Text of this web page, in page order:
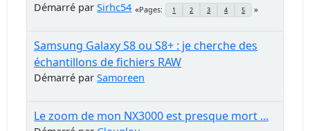
Démarré parSirhc54 Pages 1 2 3 4 5
Samsung Galaxy S8 ou S8+ : je cherche des
échantillons de fichiers RAW
Démarré parSamoreen
Le zoom de mon NX3000 est presque mort ...